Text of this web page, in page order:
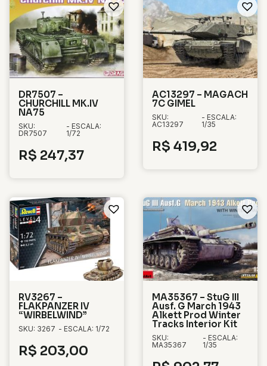
DR7507 –
CHURCHILL MK.IV
NA75
SKU:
DR7507
- ESCALA:
1/72
R$ 247,37
AC13297 – MAGACH
7C GIMEL
SKU:
AC13297
- ESCALA:
1/35
R$ 419,92
RV3267 –
FLAKPANZER IV
“WIRBELWIND”
SKU: 3267 - ESCALA: 1/72
R$ 203,00
MA35367 – StuG III
Ausf. G March 1943
Alkett Prod Winter
Tracks Interior Kit
SKU:
MA35367
- ESCALA:
1/35